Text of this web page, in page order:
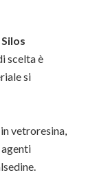
scelta è
si
vetroresina,
agenti